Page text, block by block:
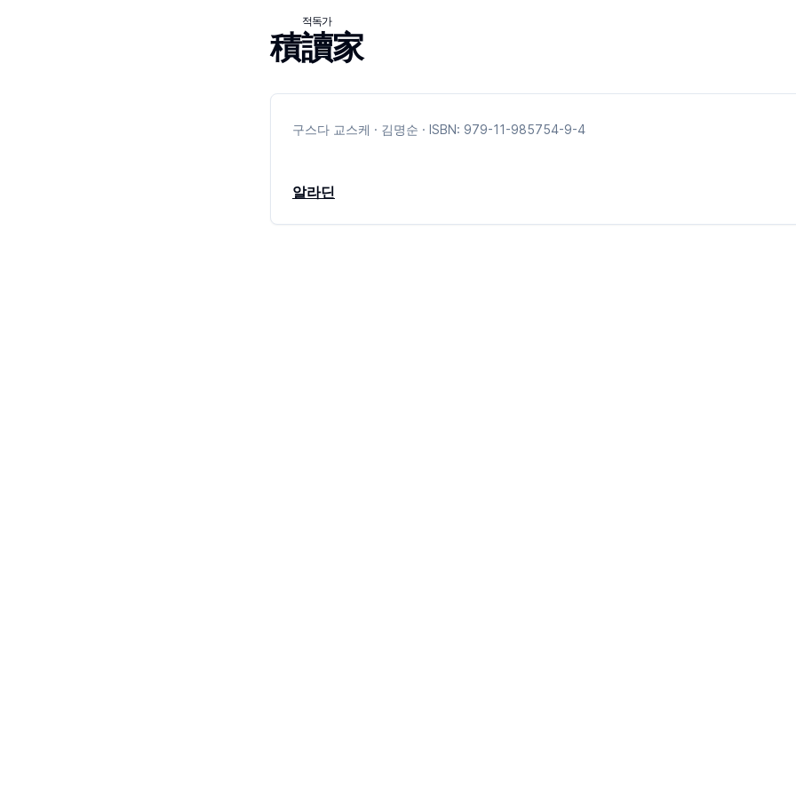
積讀家
적독가
구스다 교스케 · 김명순 · ISBN: 979-11-985754-9-4
알라딘